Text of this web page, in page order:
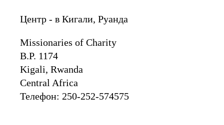
Центр - в Кигали, Руанда
Missionaries of Charity
B.P. 1174
Kigali, Rwanda
Central Africa
Телефон: 250-252-574575